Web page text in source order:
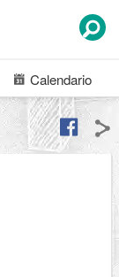
Calendario